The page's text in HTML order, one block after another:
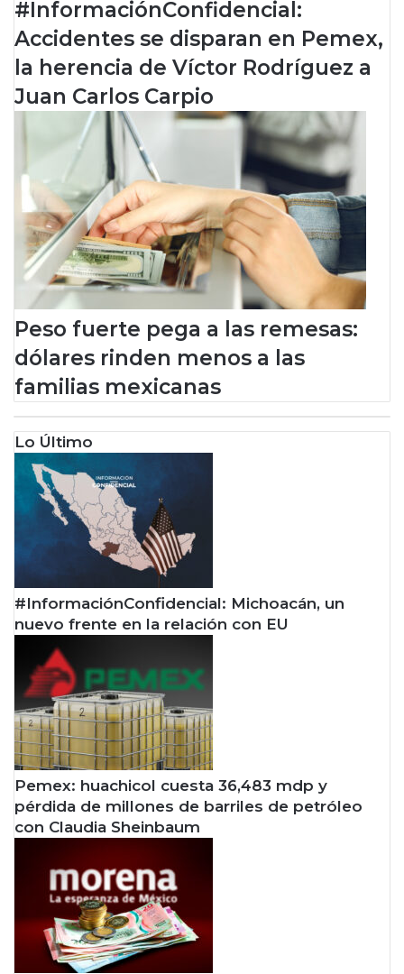
e
e
l
f
l
t
a
d
d
e
o
m
e
t
e
c
a
O
a
u
c
v
a
#InformaciónConfidencial:
Accidentes se disparan en Pemex,
la herencia de Víctor Rodríguez a
Juan Carlos Carpio
Peso fuerte pega a las remesas:
dólares rinden menos a las
familias mexicanas
Lo Último
#InformaciónConfidencial: Michoacán, un
nuevo frente en la relación con EU
Pemex: huachicol cuesta 36,483 mdp y
pérdida de millones de barriles de petróleo
con Claudia Sheinbaum